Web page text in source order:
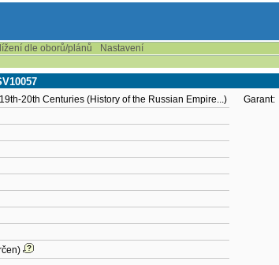
dle oborů/plánů
Nastavení
20th Centuries (History of the Russian Empire...)
Garant: